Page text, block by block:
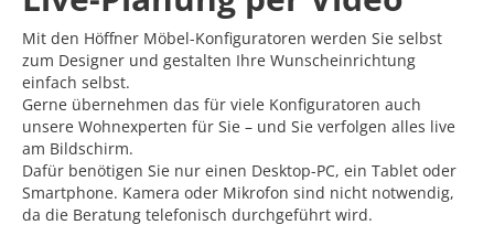
Mit den Höffner Möbel-Konfiguratoren werden Sie selbst
zum Designer und gestalten Ihre Wunscheinrichtung
einfach selbst.
Gerne übernehmen das für viele Konfiguratoren auch
unsere Wohnexperten für Sie – und Sie verfolgen alles live
am Bildschirm.
Dafür benötigen Sie nur einen Desktop-PC, ein Tablet oder
Smartphone. Kamera oder Mikrofon sind nicht notwendig,
da die Beratung telefonisch durchgeführt wird.